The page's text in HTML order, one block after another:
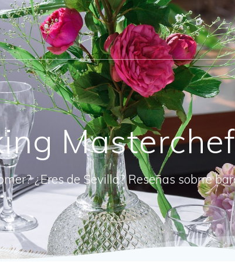
¿Eres de Sevilla? Reseñas sobrre